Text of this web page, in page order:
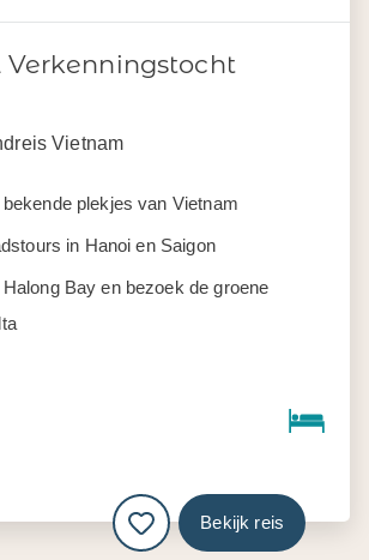
Verkenningstocht
Vietnam
plekjes van Vietnam
in Hanoi en Saigon
Bay en bezoek de groene
Bekijk reis